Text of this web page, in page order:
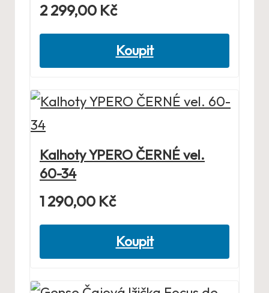
2 299,00 Kč
Koupit
Kalhoty YPERO ČERNÉ vel.
60-34
1 290,00 Kč
Koupit